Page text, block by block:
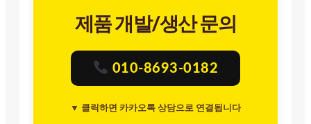
제품 개발/생산 문의
010-8693-0182
▼ 클릭하면 카카오톡 상담으로 연결됩니다